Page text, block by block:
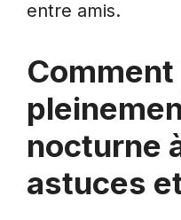
entre amis.
nocturne
astuces